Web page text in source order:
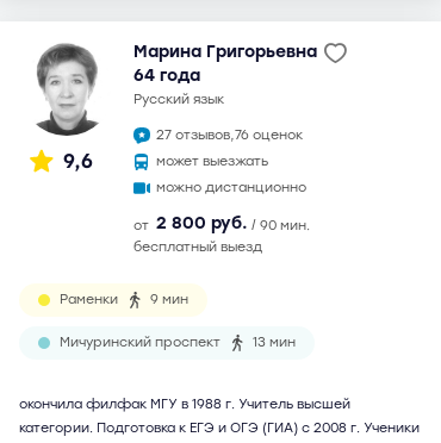
9,6
Марина Григорьевна
64 года
русский язык
27 отзывов,76 оценок
может выезжать
можно дистанционно
от 2 800 руб. / 90 мин.
бесплатный выезд
Раменки 9 мин
Мичуринский проспект 13 мин
окончила филфак МГУ в 1988 г. Учитель высшей
категории. Подготовка к ЕГЭ и ОГЭ (ГИА) с 2008 г. Ученики